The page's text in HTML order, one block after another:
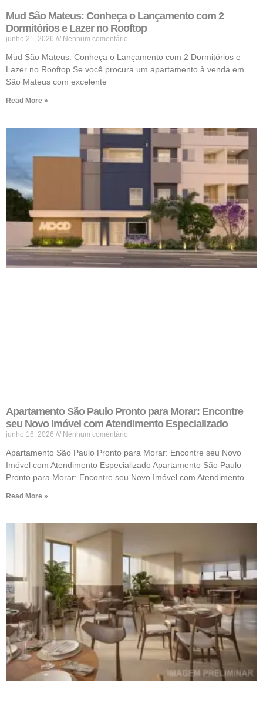
Mud São Mateus: Conheça o Lançamento com 2
Dormitórios e Lazer no Rooftop
junho 21, 2026 Nenhum comentário
Mud São Mateus: Conheça o Lançamento com 2 Dormitórios e
Lazer no Rooftop Se você procura um apartamento à venda em
São Mateus com excelente
Read More »
Apartamento São Paulo Pronto para Morar: Encontre
seu Novo Imóvel com Atendimento Especializado
junho 16, 2026 Nenhum comentário
Apartamento São Paulo Pronto para Morar: Encontre seu Novo
Imóvel com Atendimento Especializado Apartamento São Paulo
Pronto para Morar: Encontre seu Novo Imóvel com Atendimento
Read More »